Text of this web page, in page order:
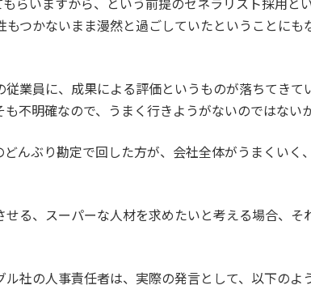
らいますから、という前提のゼネラリスト採用と
つかないまま漫然と過ごしていたということに
業員に、成果による評価というものが落ちてき
不明確なので、うまく行きようがないのではない
んぶり勘定で回した方が、会社全体がうまくい
る、スーパーな人材を求めたいと考える場合、
社の人事責任者は、実際の発言として、以下のよ